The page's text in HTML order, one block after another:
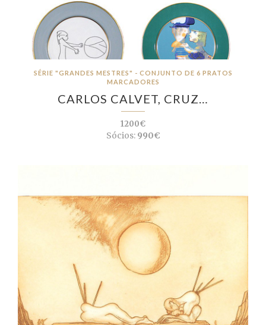
SÉRIE "GRANDES MESTRES" - CONJUNTO DE 6 PRATOS
MARCADORES
CARLOS CALVET, CRUZ…
1200€
Sócios:990€